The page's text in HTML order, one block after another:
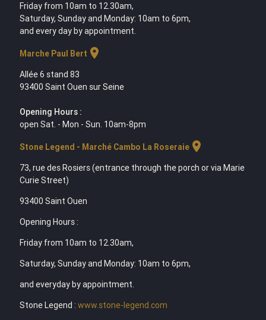
Friday from 10am to 12.30am,
Saturday, Sunday and Monday: 10am to 6pm,
and every day by appointment.
Marche Paul Bert location_on
Allée 6 stand 83
93400 Saint Ouen sur Seine
Opening Hours :
open Sat. - Mon - Sun. 10am-8pm
Stone Legend - Marché Cambo La Roseraielocation_on
73, rue des Rosiers (entrance through the porch or via Marie
Curie Street)
93400 Saint Ouen
Opening Hours :
Friday from 10am to 12.30am,
Saturday, Sunday and Monday: 10am to 6pm,
and everyday by appointment.
Stone Legend : www.stone-legend.com